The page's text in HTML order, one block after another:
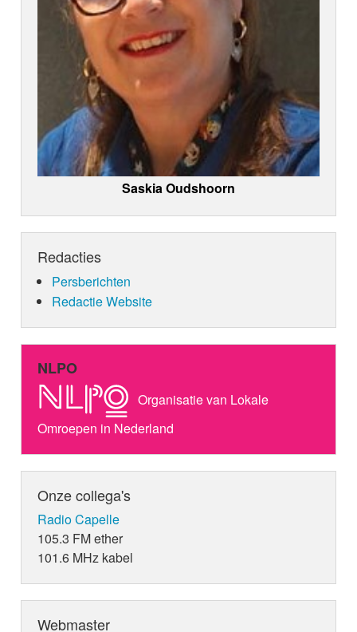
Saskia Oudshoorn
Redacties
Persberichten
Redactie Website
NLPO
Organisatie van Lokale
Omroepen in Nederland
Onze collega's
Radio Capelle
105.3 FM ether
101.6 MHz kabel
Webmaster